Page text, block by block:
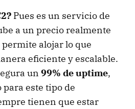
Pues es un servicio de
a un precio realmente
alojar lo que
eficiente y escalable.
un 99% de uptime,
este tipo de
tienen que estar